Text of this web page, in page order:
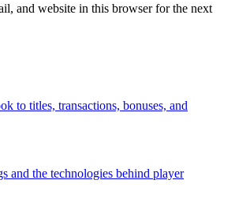
and website in this browser for the next
to titles, transactions, bonuses, and
and the technologies behind player